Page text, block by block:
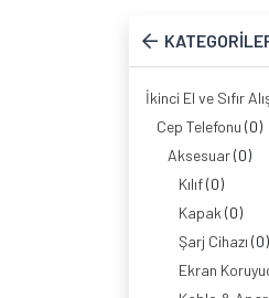
İkinci El ve Sıfır
Cep Telefonu (0)
Aksesuar(0)
Kılıf(0)
Kapak (0)
Şarj Cihazı (0)
Ekran